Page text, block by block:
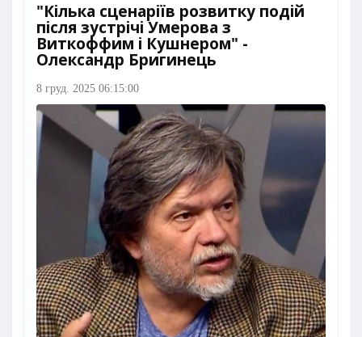
"Кілька сценаріїв розвитку подій
після зустрічі Умерова з
Виткоффим і Кушнером" -
Олександр Бригинець
8 груд. 2025 06:15:00